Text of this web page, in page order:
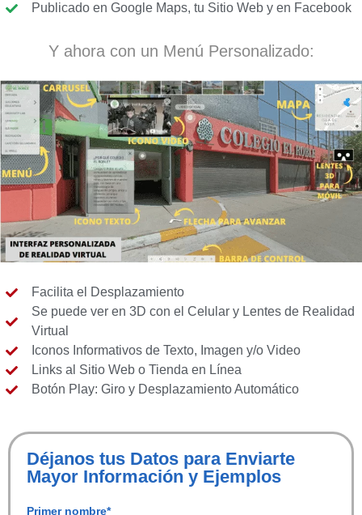
Publicado en Google Maps, tu Sitio Web y en Facebook
Y ahora con un Menú Personalizado:
Facilita el Desplazamiento
Se puede ver en 3D con el Celular y Lentes de Realidad
Virtual
Iconos Informativos de Texto, Imagen y/o Video
Links al Sitio Web o Tienda en Línea
Botón Play: Giro y Desplazamiento Automático
Déjanos tus Datos para Enviarte
Mayor Información y Ejemplos
Primer nombre*